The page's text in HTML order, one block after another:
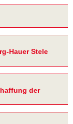
Hauer Stele
der